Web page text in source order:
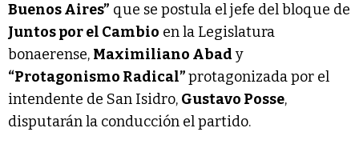
Buenos Aires” que se postula el jefe del bloque de
Juntos por el Cambio en la Legislatura
bonaerense, Maximiliano Abad y
“Protagonismo Radical”protagonizada por el
intendente de San Isidro, Gustavo Posse,
disputarán la conducción el partido.